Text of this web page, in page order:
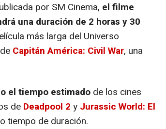
por SM Cinema, el filme
una duración de 2 horas y 30
más larga del Universo
Capitán América: Civil War, una
el tiempo estimado de los cines
de Deadpool 2 y Jurassic World: El
tiempo de duración.